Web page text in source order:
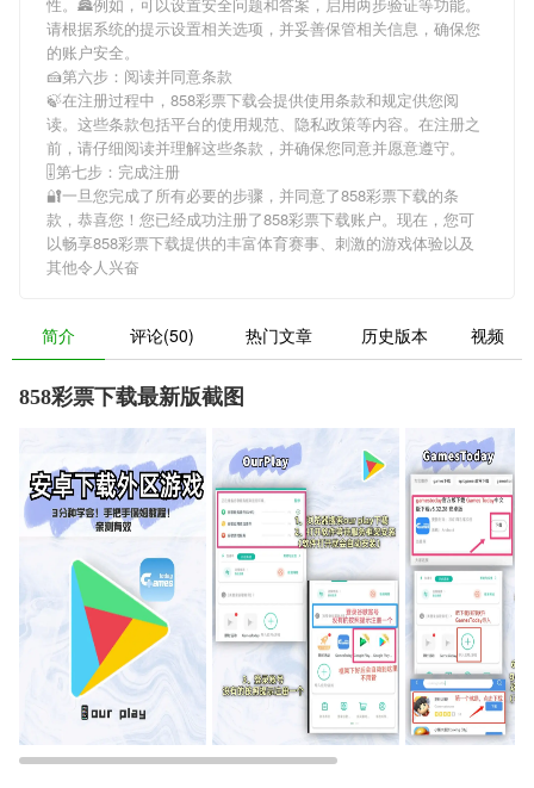
请根据系统的提示设置相关选项，并妥善保管相关信息，确保您
的账户安全。
🍰第六步：阅读并同意条款
🍃在注册过程中， 858彩票下载会提供使用条款和规定供您阅
读。这些条款包括平台的使用规范、隐私政策等内容。在注册之
前，请仔细阅读并理解这些条款，并确保您同意并愿意遵守。
🎚第七步：完成注册
🔐一旦您完成了所有必要的步骤，并同意了858彩票下载的条
款，恭喜您！您已经成功注册了858彩票下载账户。现在，您可
以畅享858彩票下载提供的丰富体育赛事、刺激的游戏体验以及
其他令人兴奋
简介 评论(50) 热门文章 历史版本 视频
858彩票下载最新版截图